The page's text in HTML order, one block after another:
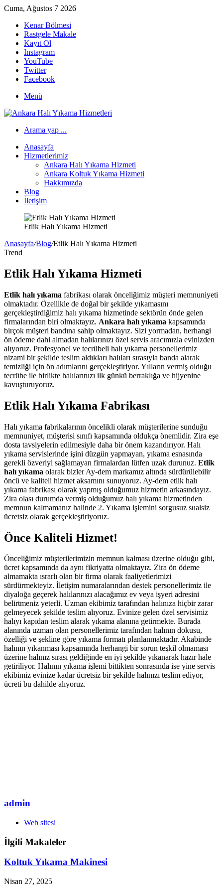
Cuma, Ağustos 7 2026
Kenar Bölmesi
Rastgele Makale
Kayıt Ol
Instagram
YouTube
Twitter
Facebook
Menü
Arama yap ...
Anasayfa
Hizmetlerimiz
Ankara Halı Yıkama Hizmeti
Ankara Koltuk Yıkama Hizmeti
Hakkımızda
Blog
İletişim
Etlik Halı Yıkama Hizmeti
Anasayfa/Blog/Etlik Halı Yıkama Hizmeti
Trend
Etlik Halı Yıkama Hizmeti
Etlik halı yıkama fabrikası olarak önceliğimiz müşteri memnuniyeti
olmaktadır. Özellikle de doğal bir şekilde yıkamasını
gerçekleştirdiğimiz halı yıkama hizmetinde sektörün önde gelen
firmalarından biri olmaktayız. Ankara halı yıkama kapsamında
birçok müşteri bandına sahip olmaktayız. Sizi yormadan, herhangi
ön ödeme dahi almadan halılarınızı özel servis aracımızla evinizden
alıyoruz. Profesyonel ve tecrübeli halı yıkama personellerimiz
nizami bir şekilde teslim aldıkları halıları sırasıyla banda alarak
temizliği için ön adımlarını gerçekleştiriyor. Yılların vermiş olduğu
tecrübe ile birlikte halılarınızı ilk günkü berraklığa ve hijyenine
kavuşturuyoruz.
Etlik Halı Yıkama Fabrikası
Halı yıkama fabrikalarının öncelikli olarak müşterilerine sunduğu
memnuniyet, müşterisi sınıfı kapsamında oldukça önemlidir. Zira eşe
dosta tavsiyelerin edilmesiyle daha bir önem kazandırıyor. Halı
yıkama servislerinde işini düzgün yapmayan, yıkama esnasında
gerekli özveriyi sağlamayan firmalardan lütfen uzak durunuz. Etlik
halı yıkama olarak bizler Ay-dem markamız altında sürdürülebilir
öncü ve kaliteli hizmet aksamını sunuyoruz. Ay-dem etlik halı
yıkama fabrikası olarak yapmış olduğumuz hizmetin arkasındayız.
Zira olası durumda vermiş olduğumuz halı yıkama hizmetinden
memnun kalmamanız halinde 2. Yıkama işlemini sorgusuz sualsiz
ücretsiz olarak gerçekleştiriyoruz.
Önce Kaliteli Hizmet!
Önceliğimiz müşterilerimizin memnun kalması üzerine olduğu gibi,
ücret kapsamında da aynı fikriyatta olmaktayız. Zira ön ödeme
almamakta ısrarlı olan bir firma olarak faaliyetlerimizi
sürdürmekteyiz. İletişim numaralarından destek personellerimiz ile
diyaloğa geçerek halılarınızı alacağımız ev veya işyeri adresini
belirtmeniz yeterli. Uzman ekibimiz tarafından halınıza hiçbir zarar
gelmeyecek şekilde teslim alıyoruz. Evinize gelen özel servisimiz
halıyı kapıdan teslim alarak yıkama alanına getirmekte. Burada
alanında uzman olan personellerimiz tarafından halının dokusu,
özelliği ve şekline göre yıkama formatı planlanmaktadır. Akabinde
halının yıkanması kapsamında herhangi bir sorun teşkil olmaması
üzerine halınız sırası geldiğinde en iyi şekilde yıkanarak hazır hale
getiriliyor. Halının yıkama işlemi bittikten sonrasında ise yine servis
ekibimiz evinize kadar ücretsiz bir şekilde halınızı teslim ediyor,
ücreti bu dahilde alıyoruz.
admin
Web sitesi
İlgili Makaleler
Koltuk Yıkama Makinesi
Nisan 27, 2025